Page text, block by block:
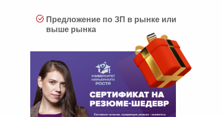
Предложение по ЗП в рынке или
выше рынка